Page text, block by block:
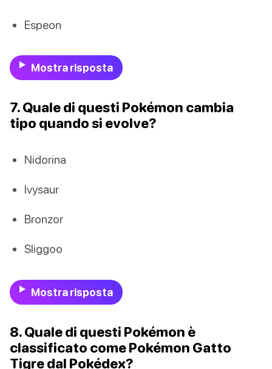
Espeon
Mostra risposta
7. Quale di questi Pokémon cambia
tipo quando si evolve?
Nidorina
Ivysaur
Bronzor
Sliggoo
Mostra risposta
8. Quale di questi Pokémon è
classificato come Pokémon Gatto
Tigre dal Pokédex?